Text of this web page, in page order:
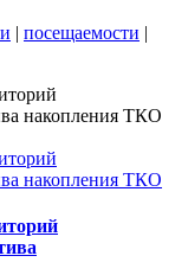
| посещаемости |